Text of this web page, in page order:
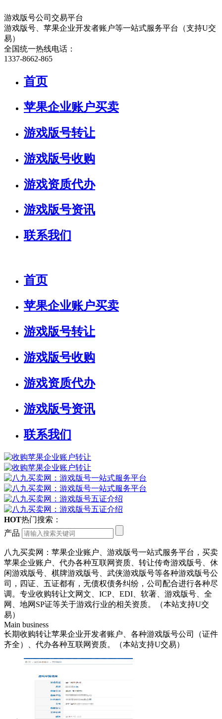
游戏版号公司交易平台
游戏版号、苹果企业开发者账户等一站式服务平台（支持U交
易）
全国统一热线电话：
1337-8662-865
首页
苹果企业账户买卖
游戏版号转让
游戏版号收购
游戏资质代办
游戏版号资讯
联系我们
首页
苹果企业账户买卖
游戏版号转让
游戏版号收购
游戏资质代办
游戏版号资讯
联系我们
HOT热门搜索：
产品
八九买卖网：苹果企业账户、游戏版号一站式服务平台，买卖
苹果企业账户、代办各种互联网资质、转让传奇游戏版号、休
闲游戏版号、棋牌游戏版号、武侠游戏版号等各种游戏版号公
司，四证、五证都有，无债权债务纠纷，公司配合进行各种尽
调。专业收购转让文网文、ICP、EDI、软著、游戏版号、全
网、地网SP证等关于游戏行业的相关资质。（本站支持U交
易）
Main business
长期收购转让苹果企业开发者账户、各种游戏版号公司（证件
齐全）、代办各种互联网资质。（本站支持U交易）